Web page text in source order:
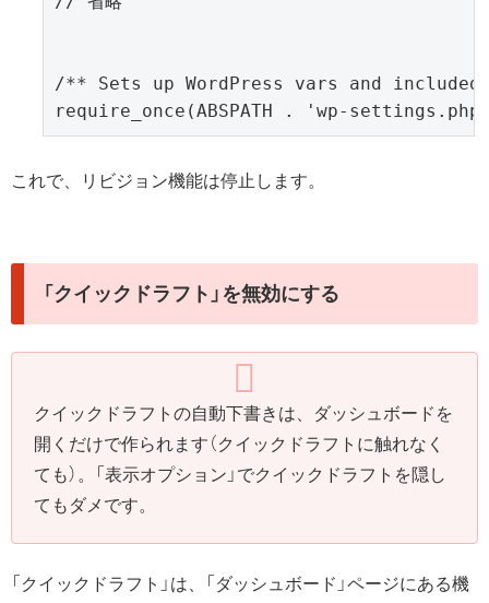
/** Sets up WordPress vars and
require_once(ABSPATH . 'wp-
これで、リビジョン機能は停止します。
「クイックドラフト」を無効にする
クイックドラフトの自動下書きは、ダッシュボードを
開くだけで作られます（クイックドラフトに触れなく
ても）。「表示オプション」でクイックドラフトを隠し
てもダメです。
「クイックドラフト」は、「ダッシュボード」ページにある機